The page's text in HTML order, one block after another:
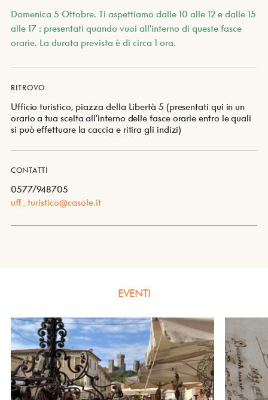
Domenica 5 Ottobre. Ti aspettiamo dalle 10 alle 12 e dalle 15
alle 17 : presentati quando vuoi all'interno di queste fasce
orarie. La durata prevista è di circa 1 ora.
RITROVO
Ufficio turistico, piazza della Libertà 5 (presentati qui in un
orario a tua scelta all'interno delle fasce orarie entro le quali
si può effettuare la caccia e ritira gli indizi)
CONTATTI
0577/948705
uff_turistico@casole.it
EVENTI